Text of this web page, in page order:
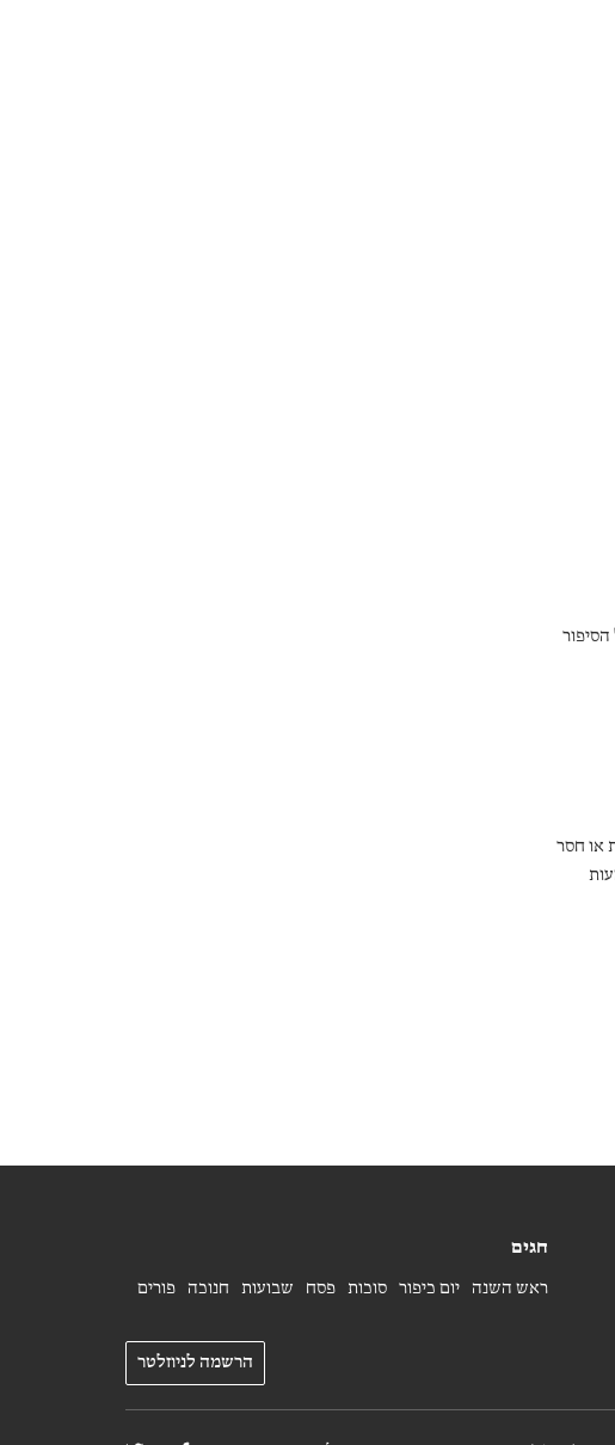
או חסר
חגים
ראש השנה יום כיפור סוכות פסח שבועות חנוכה פורים
הרשמה לניוזלטר